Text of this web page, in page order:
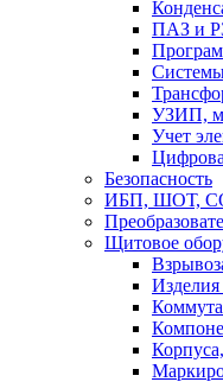
ПАЗ и
УЗИП,
Учет
Безопасность
ИБП, ШОТ,
Щитовое